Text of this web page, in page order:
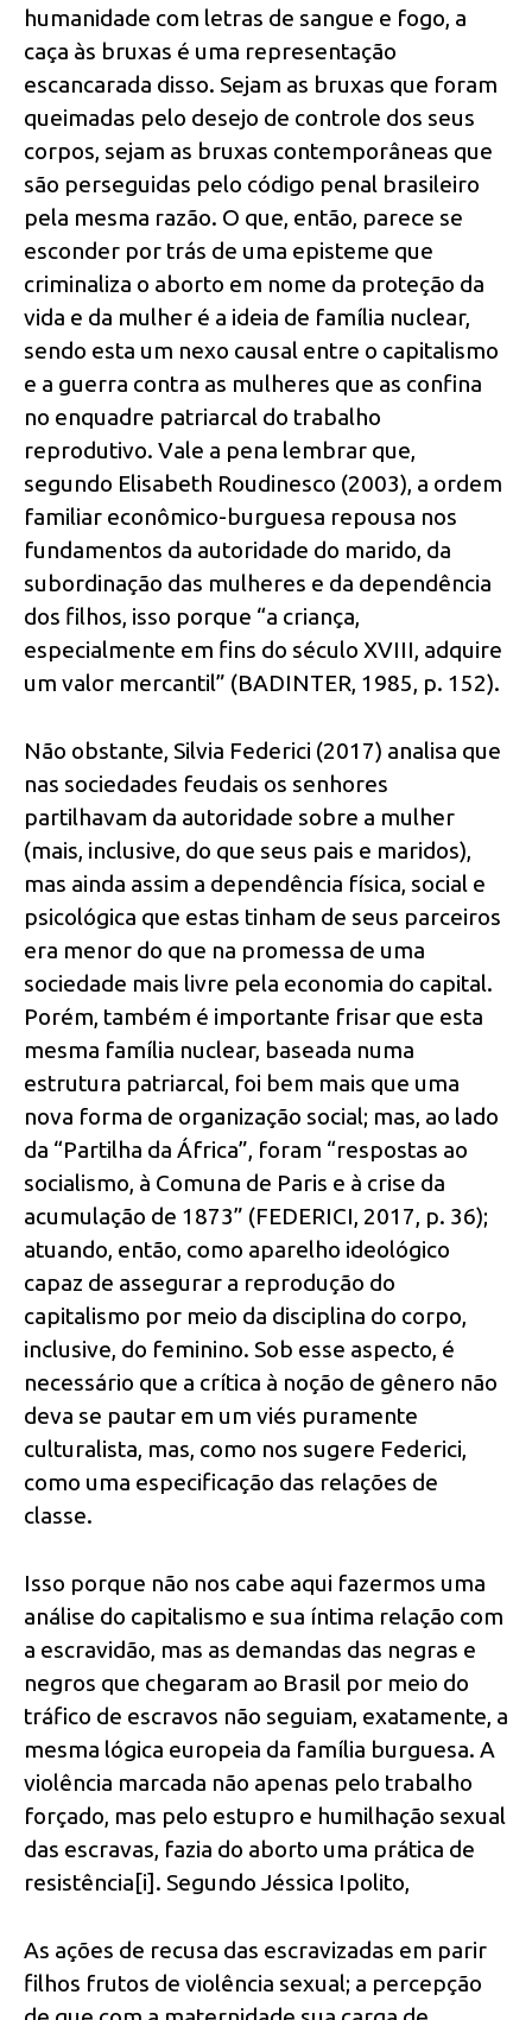
humanidade com letras de sangue e fogo, a
caça às bruxas é uma representação
escancarada disso. Sejam as bruxas que foram
queimadas pelo desejo de controle dos seus
corpos, sejam as bruxas contemporâneas que
são perseguidas pelo código penal brasileiro
pela mesma razão. O que, então, parece se
esconder por trás de uma episteme que
criminaliza o aborto em nome da proteção da
vida e da mulher é a ideia de família nuclear,
sendo esta um nexo causal entre o capitalismo
e a guerra contra as mulheres que as confina
no enquadre patriarcal do trabalho
reprodutivo. Vale a pena lembrar que,
segundo Elisabeth Roudinesco (2003), a ordem
familiar econômico-burguesa repousa nos
fundamentos da autoridade do marido, da
subordinação das mulheres e da dependência
dos filhos, isso porque “a criança,
especialmente em fins do século XVIII, adquire
um valor mercantil” (BADINTER, 1985, p. 152).
Não obstante, Silvia Federici (2017) analisa que
nas sociedades feudais os senhores
partilhavam da autoridade sobre a mulher
(mais, inclusive, do que seus pais e maridos),
mas ainda assim a dependência física, social e
psicológica que estas tinham de seus parceiros
era menor do que na promessa de uma
sociedade mais livre pela economia do capital.
Porém, também é importante frisar que esta
mesma família nuclear, baseada numa
estrutura patriarcal, foi bem mais que uma
nova forma de organização social; mas, ao lado
da “Partilha da África”, foram “respostas ao
socialismo, à Comuna de Paris e à crise da
acumulação de 1873” (FEDERICI, 2017, p. 36);
atuando, então, como aparelho ideológico
capaz de assegurar a reprodução do
capitalismo por meio da disciplina do corpo,
inclusive, do feminino. Sob esse aspecto, é
necessário que a crítica à noção de gênero não
deva se pautar em um viés puramente
culturalista, mas, como nos sugere Federici,
como uma especificação das relações de
classe.
Isso porque não nos cabe aqui fazermos uma
análise do capitalismo e sua íntima relação com
a escravidão, mas as demandas das negras e
negros que chegaram ao Brasil por meio do
tráfico de escravos não seguiam, exatamente, a
mesma lógica europeia da família burguesa. A
violência marcada não apenas pelo trabalho
forçado, mas pelo estupro e humilhação sexual
das escravas, fazia do aborto uma prática de
resistência[i]. Segundo Jéssica Ipolito,
As ações de recusa das escravizadas em parir
filhos frutos de violência sexual; a percepção